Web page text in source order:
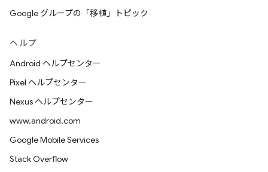
Google グループの「移植」トピック
ヘルプ
Android ヘルプセンター
Pixel ヘルプセンター
Nexus ヘルプセンター
www.android.com
Google Mobile Services
Stack Overflow